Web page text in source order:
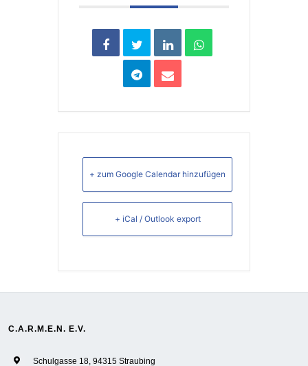
+ zum Google Calendar hinzufügen
+ iCal / Outlook export
C.A.R.M.E.N. E.V.
Schulgasse 18, 94315 Straubing